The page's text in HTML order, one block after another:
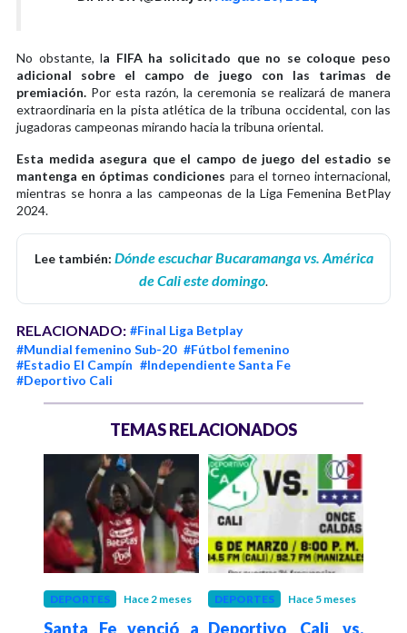
No obstante, la FIFA ha solicitado que no se coloque peso
adicional sobre el campo de juego con las tarimas de
premiación. Por esta razón, la ceremonia se realizará de manera
extraordinaria en la pista atlética de la tribuna occidental, con las
jugadoras campeonas mirando hacia la tribuna oriental.
Esta medida asegura que el campo de juego del estadio se
mantenga en óptimas condiciones para el torneo internacional,
mientras se honra a las campeonas de la Liga Femenina BetPlay
2024.
Lee también: Dónde escuchar Bucaramanga vs. América
de Cali este domingo.
RELACIONADO: #Final Liga Betplay
#Mundial femenino Sub-20 #Fútbol femenino
#Estadio El Campín #Independiente Santa Fe
#Deportivo Cali
TEMAS RELACIONADOS
DEPORTES Hace 2 meses
Santa Fe venció a
DEPORTES Hace 5 meses
Deportivo Cali vs.